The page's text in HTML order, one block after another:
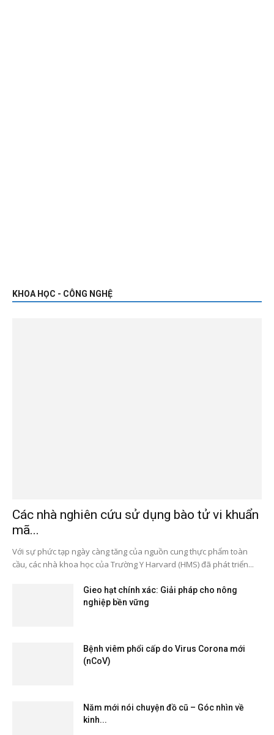
KHOA HỌC - CÔNG NGHỆ
Các nhà nghiên cứu sử dụng bào tử vi khuẩn
mã...
Với sự phức tạp ngày càng tăng của nguồn cung thực phẩm toàn
cầu, các nhà khoa học của Trường Y Harvard (HMS) đã phát triển...
Gieo hạt chính xác: Giải pháp cho nông
nghiệp bền vững
Bệnh viêm phổi cấp do Virus Corona mới
(nCoV)
Năm mới nói chuyện đồ cũ – Góc nhìn về
kinh...